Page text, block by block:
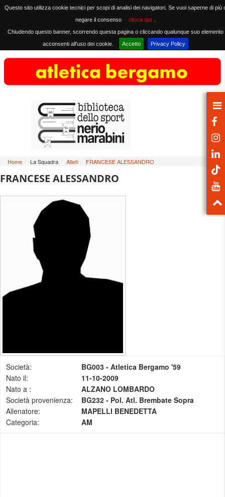
Questo sito utilizza cookie tecnici per scopi di analisi dei navigatori. Se vuoi saperne di più
negare il consenso
clicca qui
Chiudendo questo banner, scorrendo questa pagina o cliccando qualunque suo elemento
acconsenti all'uso dei cookie.
Accetto Privacy Policy
Home / La Squadra / Atleti / FRANCESE ALESSANDRO
FRANCESE ALESSANDRO
Società:
BG003 - Atletica Bergamo '59
Nato il:
11-10-2009
Nato a :
ALZANO LOMBARDO
Società provenienza:
BG232 - Pol. Atl. Brembate Sopra
Allenatore:
MAPELLI BENEDETTA
Categoria:
AM